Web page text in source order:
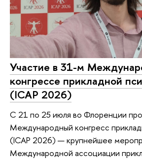
Участие в 31-м
конгрессе прикладной
(ICAP 2026)
С 21 по 25 июля во Флоренции
Международный конгресс
(ICAP 2026) — крупнейшее
Международной ассоциации